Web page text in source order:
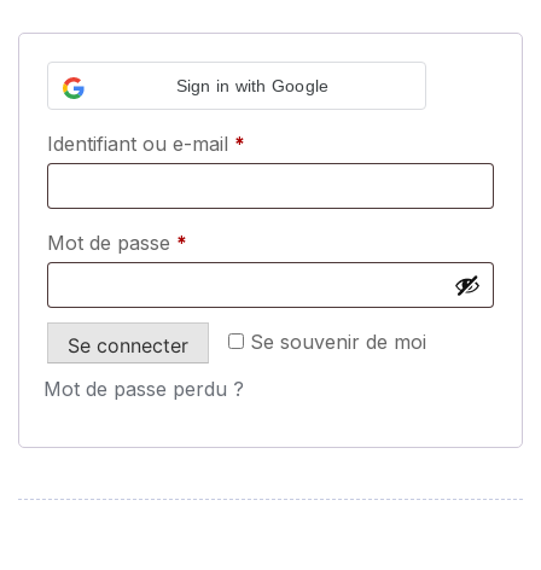
Sign in with Google
Identifiant ou e-mail *
Mot de passe *
Se souvenir de moi
Se connecter
Mot de passe perdu ?